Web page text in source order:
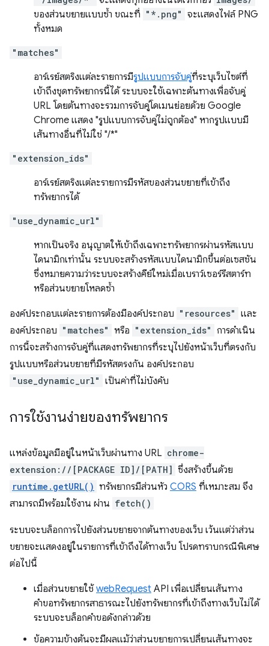
ของส่วนขยายแบบซ้ำ ขณะที่ "*.png" จะแสดงไฟล์ PNG
ทั้งหมด
"matches"
อาร์เรย์สตริงแต่ละรายการมีรูปแบบการจับคู่ที่ระบุเว็บไซต์ที่
เข้าถึงชุดทรัพยากรนี้ได้ ระบบจะใช้เฉพาะต้นทางเพื่อจับคู่
URL โดยต้นทางจะรวมการจับคู่โดเมนย่อยด้วย Google
Chrome แสดง "รูปแบบการจับคู่ไม่ถูกต้อง" หากรูปแบบมี
เส้นทางอื่นที่ไม่ใช่ "/*"
"extension_ids"
อาร์เรย์สตริงแต่ละรายการมีรหัสของส่วนขยายที่เข้าถึง
ทรัพยากรได้
"use_dynamic_url"
หากเป็นจริง อนุญาตให้เข้าถึงเฉพาะทรัพยากรผ่านรหัสแบบ
ไดนามิกเท่านั้น ระบบจะสร้างรหัสแบบไดนามิกขึ้นต่อเซสชัน
ซึ่งหมายความว่าระบบจะสร้างคีย์ใหม่เมื่อเบราว์เซอร์รีสตาร์ท
หรือส่วนขยายโหลดซ้ำ
องค์ประกอบแต่ละรายการต้องมีองค์ประกอบ "resources" และ
องค์ประกอบ "matches" หรือ "extension_ids" การดำเนิน
การนี้จะสร้างการจับคู่ที่แสดงทรัพยากรที่ระบุไปยังหน้าเว็บที่ตรงกับ
รูปแบบหรือส่วนขยายที่มีรหัสตรงกัน องค์ประกอบ
"use_dynamic_url" เป็นค่าที่ไม่บังคับ
การใช้งานง่ายของทรัพยากร
แหล่งข้อมูลมีอยู่ในหน้าเว็บผ่านทาง URL chrome-
extension://[PACKAGE ID]/[PATH] ซึ่งสร้างขึ้นด้วย
runtime.getURL() ทรัพยากรมีส่วนหัว CORS ที่เหมาะสม จึง
สามารถมีพร้อมใช้งาน ผ่าน fetch()
ระบบจะบล็อกการไปยังส่วนขยายจากต้นทางของเว็บ เว้นแต่ว่าส่วน
ขยายจะแสดงอยู่ในรายการที่เข้าถึงได้ทางเว็บ โปรดทราบกรณีพิเศษ
ต่อไปนี้
เมื่อส่วนขยายใช้ webRequest API เพื่อเปลี่ยนเส้นทาง
คำขอทรัพยากรสาธารณะไปยังทรัพยากรที่เข้าถึงทางเว็บไม่ได้
ระบบจะบล็อกคำขอดังกล่าวด้วย
ข้อความข้างต้นจะมีผลแม้ว่าส่วนขยายการเปลี่ยนเส้นทางจะ